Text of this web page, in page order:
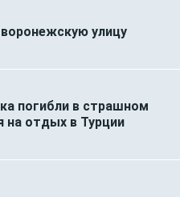
улицу
погибли в страшном
на отдых в Турции